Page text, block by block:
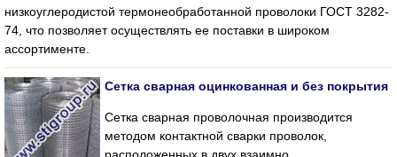
низкоуглеродистой термонеобработанной проволоки ГОСТ 3282-
74, что позволяет осуществлять ее поставки в широком
ассортименте.
Сетка сварная оцинкованная и без покрытия
Сетка сварная проволочная производится
методом контактной сварки проволок,
расположенных в двух взаимно